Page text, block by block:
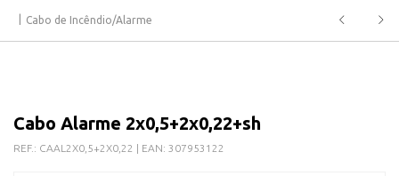
Cabo de Incêndio/Alarme
Cabo Alarme 2x0,5+2x0,22+sh
REF.: CAAL2X0,5+2X0,22 | EAN: 307953122